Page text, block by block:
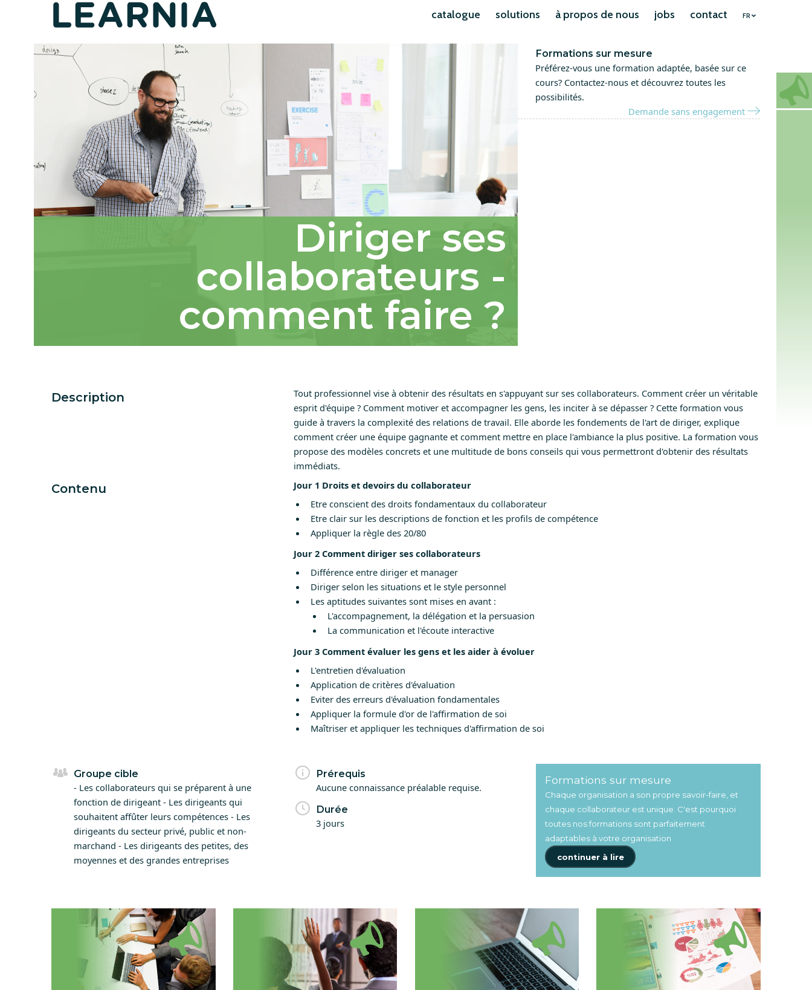
catalogue solutions à propos de nous jobs contact FR
Diriger ses
collaborateurs -
comment faire ?
Formations sur mesure
Préférez-vous une formation adaptée, basée sur ce
cours? Contactez-nous et découvrez toutes les
possibilités.
Demande sans engagement
Description
Tout professionnel vise à obtenir des résultats en s'appuyant sur ses collaborateurs. Comment créer un véritable
esprit d'équipe ? Comment motiver et accompagner les gens, les inciter à se dépasser ? Cette formation vous
guide à travers la complexité des relations de travail. Elle aborde les fondements de l'art de diriger, explique
comment créer une équipe gagnante et comment mettre en place l'ambiance la plus positive. La formation vous
propose des modèles concrets et une multitude de bons conseils qui vous permettront d'obtenir des résultats
immédiats.
Contenu
Jour 1 Droits et devoirs du collaborateur
Etre conscient des droits fondamentaux du collaborateur
Etre clair sur les descriptions de fonction et les profils de compétence
Appliquer la règle des 20/80
Jour 2 Comment diriger ses collaborateurs
Différence entre diriger et manager
Diriger selon les situations et le style personnel
Les aptitudes suivantes sont mises en avant :
L'accompagnement, la délégation et la persuasion
La communication et l'écoute interactive
Jour 3 Comment évaluer les gens et les aider à évoluer
L'entretien d'évaluation
Application de critères d'évaluation
Eviter des erreurs d'évaluation fondamentales
Appliquer la formule d'or de l'affirmation de soi
Maîtriser et appliquer les techniques d'affirmation de soi
Groupe cible
- Les collaborateurs qui se préparent à une
fonction de dirigeant - Les dirigeants qui
souhaitent affûter leurs compétences - Les
dirigeants du secteur privé, public et non-
marchand - Les dirigeants des petites, des
moyennes et des grandes entreprises
Prérequis
Aucune connaissance préalable requise.
Durée
3 jours
Formations sur mesure
Chaque organisation a son propre savoir-faire, et
chaque collaborateur est unique. C'est pourquoi
toutes nos formations sont parfaitement
adaptables à votre organisation
continuer à lire